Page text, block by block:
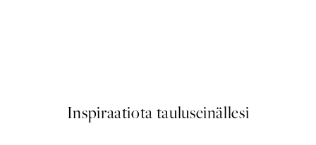
Inspiraatiota tauluseinällesi